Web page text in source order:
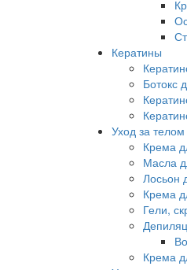
Кератины
Ботокс
Уход за телом
Крема
Масла
Лосьон
Крема
Гели,
Крема